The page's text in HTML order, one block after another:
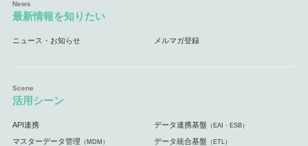
最新情報を知りたい
ニュース・お知らせ メルマガ登録
活用シーン
API連携 データ連携基盤 （EAI・ESB）
マスターデータ管理 （MDM） データ統合基盤 （ETL）